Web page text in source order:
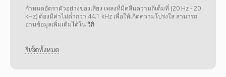
กำหนดอัตราตัวอย่างของเสียง เพลงที่มีคลื่นความถี่เต็มที่ (20 Hz - 20
kHz) ต้องมีค่าไม่ต่ำกว่า 44.1 kHz เพื่อให้เกิดความโปร่งใส สามารถ
อ่านข้อมูลเพิ่มเติมได้ในวิกิ
รีเซ็ตทั้งหมด